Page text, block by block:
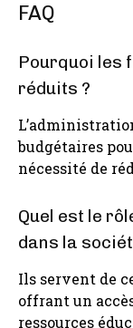
FAQ
Pourquoi les
réduits ?
budgétaires
nécessité de
Quel est le
dans la
Ils servent de
offrant un
ressources